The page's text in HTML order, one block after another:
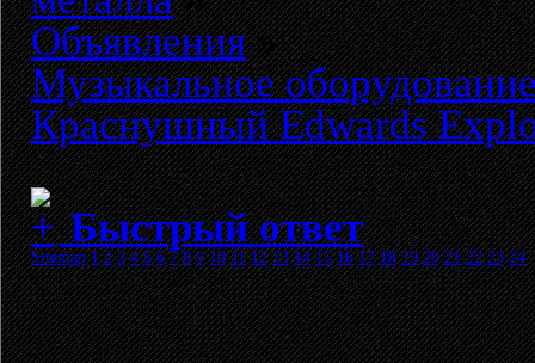
Объявления»
Музыкальное
Краснушный Edwards
Быстрый ответ
Sitemap 1 2 3 4 5 6 7 8 9 10 11 12 13 14 15 16 17 18 19 20 21 22 23 24